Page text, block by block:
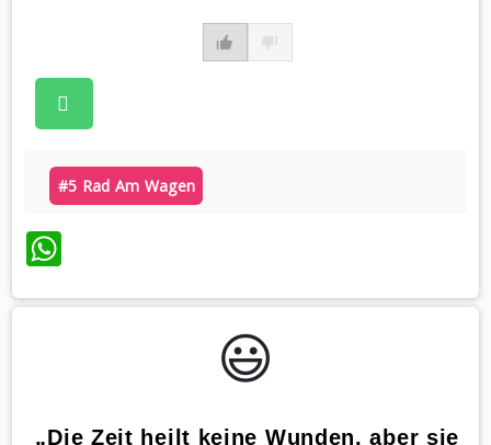
#5 Rad Am Wagen
WhatsApp
😃️
„Die Zeit heilt keine Wunden, aber sie